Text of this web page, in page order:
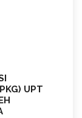
UPT